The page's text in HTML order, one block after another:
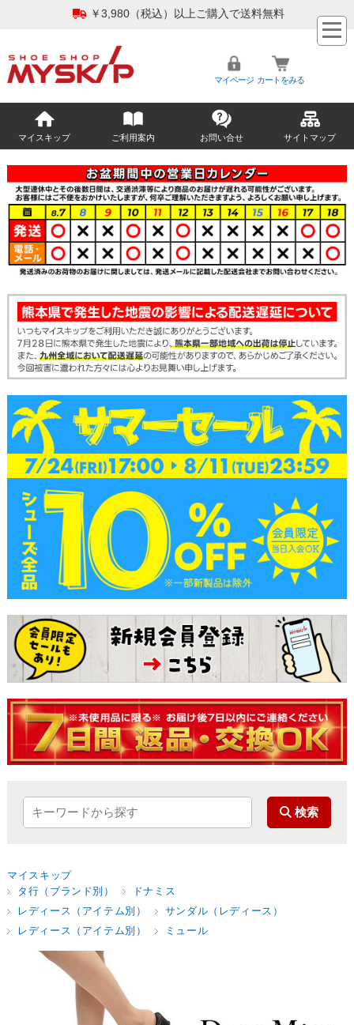
￥3,980（税込）以上ご購入で送料無料
マイページ カートをみる
マイスキップ ご利用案内 お問い合せ サイトマップ
マイスキップ
タ行（ブランド別）
ドナミス
レディース（アイテム別）
サンダル（レディース）
レディース（アイテム別）
ミュール